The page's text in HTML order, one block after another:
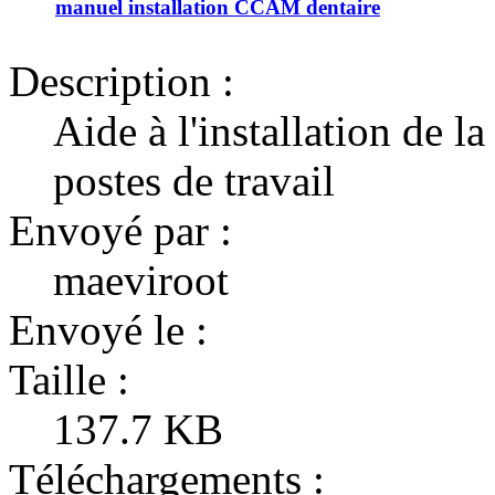
manuel installation CCAM dentaire
Description :
Aide à l'installation de
postes de travail
Envoyé par :
maeviroot
Envoyé le :
Taille :
137.7 KB
Téléchargements :